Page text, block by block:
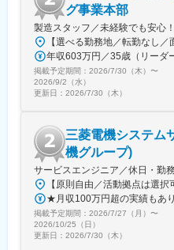
【認知度も高く、営業がし
「カラオケDAM」の認知度
味を持って話を聞いて下さ
できあがった状態で営業活
前進感、達成感を感じなが
コロナ流行で1度、閉店した
開する動きも増えており、
グ事業本部
製造スタッフ／未経験でも安心
掲載予定期間： 2026/7/30（木） 〜
2026/9/2（水）
更新日： 2026/7/30（木）
三菱電機システム
機グループ)
サービスエンジニア／休日・勤
掲載予定期間： 2026/7/27（月） 〜
2026/10/25（日）
更新日： 2026/7/30（木）